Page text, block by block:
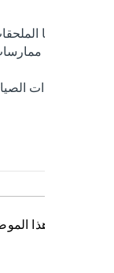
ما الملحقات
أفضل ممارسات
إجراءات الصيانة
كان هذا الموضوع